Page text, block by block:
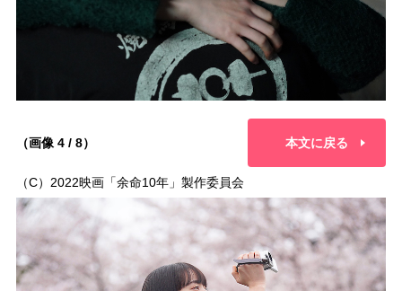
（画像 4 / 8） 本文に戻る
（C）2022映画「余命10年」製作委員会